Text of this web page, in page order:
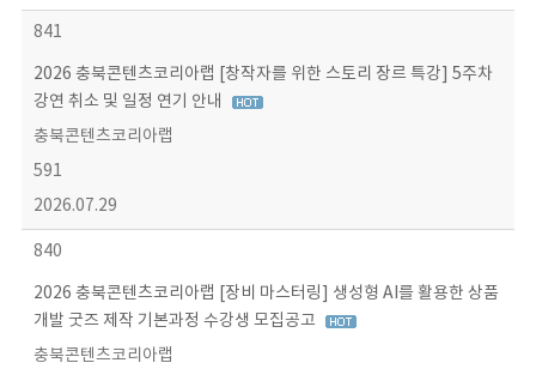
841
2026 충북콘텐츠코리아랩 [창작자를 위한 스토리 장르 특강] 5주차
강연 취소 및 일정 연기 안내
충북콘텐츠코리아랩
591
2026.07.29
840
2026 충북콘텐츠코리아랩 [장비 마스터링] 생성형 AI를 활용한 상품
개발 굿즈 제작 기본과정 수강생 모집공고
충북콘텐츠코리아랩